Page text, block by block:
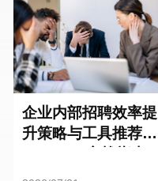
企业内部招聘效率提
升策略与工具推荐：